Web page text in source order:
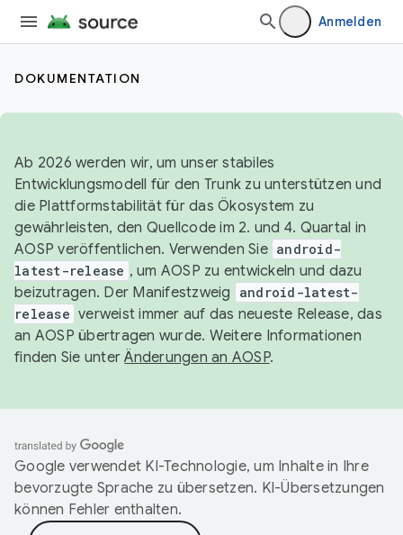
Anmelden
DOKUMENTATION
Ab 2026 werden wir, um unser stabiles
Entwicklungsmodell für den Trunk zu unterstützen und
die Plattformstabilität für das Ökosystem zu
gewährleisten, den Quellcode im 2. und 4. Quartal in
AOSP veröffentlichen. Verwenden Sie android-
latest-release , um AOSP zu entwickeln und dazu
beizutragen. Der Manifestzweig
android-latest-
release verweist immer auf das neueste Release, das
an AOSP übertragen wurde. Weitere Informationen
finden Sie unterÄnderungen an AOSP.
Google verwendet KI-Technologie, um Inhalte in Ihre
bevorzugte Sprache zu übersetzen. KI-Übersetzungen
können Fehler enthalten.